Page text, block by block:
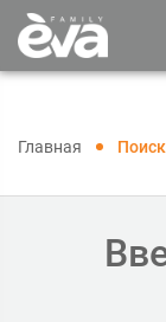
Главная Поиск